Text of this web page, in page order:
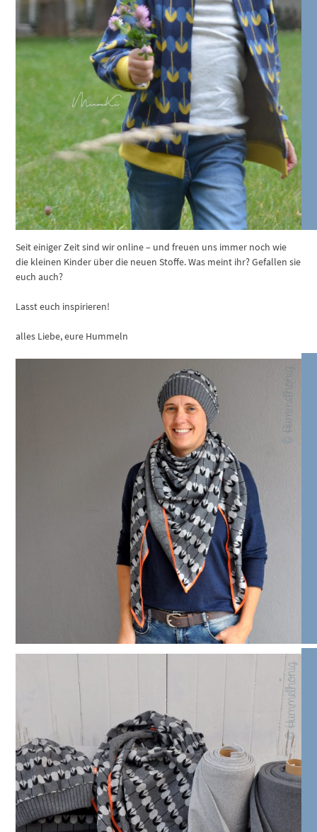
Seit einiger Zeit sind wir online – und freuen uns immer noch wie
die kleinen Kinder über die neuen Stoffe. Was meint ihr? Gefallen sie
euch auch?
Lasst euch inspirieren!
alles Liebe, eure Hummeln